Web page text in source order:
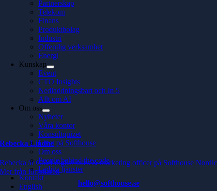
Partnerskap
Telekom
Finans
Produktbolag
Industri
Offentlig verksamhet
Energi
Kunskap
Event
CTO Insights
Nedladdningsbart och In 5
Allt om AI
Om oss
Nyheter
Våra kontor
Konsultquizet
Livet på Softhouse
Om oss
People behind the code
Lediga tjänster
Kontakt
English
Rebecka Lindhe
Rebecka är Chief digital sales & marketing officer på Softhouse Nordic
Mer från författaren
hello@softhouse.se